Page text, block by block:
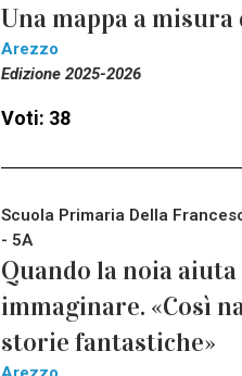
Una mappa a
Arezzo
Edizione 2025-2026
Voti: 38
Scuola Primaria Della
- 5A
Quando la noia aiuta
immaginare. «Così
storie fantastiche»